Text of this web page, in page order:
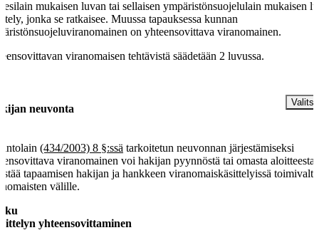
mukaisen luvan tai sellaisen ympäristönsuojelulain mukaisen
jonka se ratkaisee. Muussa tapauksessa kunnan
on yhteensovittava viranomainen.
viranomaisen tehtävistä säädetään 2 luvussa.
neuvonta
(434/2003) 8 §:ssä tarkoitetun neuvonnan järjestämiseksi
viranomainen voi hakijan pyynnöstä tai omasta
tapaamisen hakijan ja hankkeen viranomaiskäsittelyissä
välille.
yhteensovittaminen